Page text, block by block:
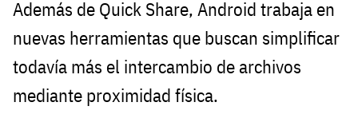
Además de Quick Share, Android trabaja en
nuevas herramientas que buscan simplificar
todavía más el intercambio de archivos
mediante proximidad física.